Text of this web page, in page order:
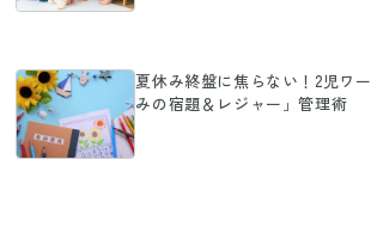
夏休み終盤に焦らない！2児ワ
みの宿題＆レジャー」管理術